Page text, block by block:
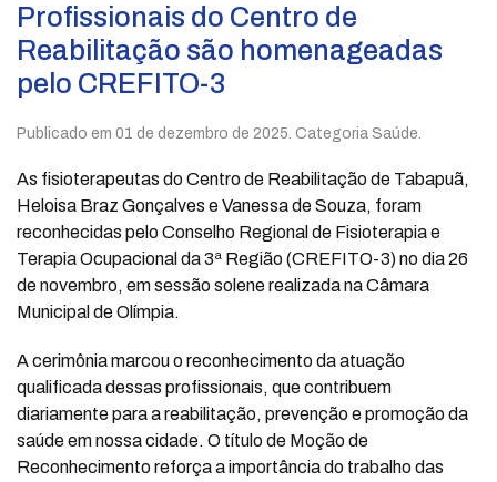
Profissionais do Centro de
Reabilitação são homenageadas
pelo CREFITO-3
Publicado em 01 de dezembro de 2025 . Categoria Saúde.
As fisioterapeutas do Centro de Reabilitação de Tabapuã,
Heloisa Braz Gonçalves e Vanessa de Souza, foram
reconhecidas pelo Conselho Regional de Fisioterapia e
Terapia Ocupacional da 3ª Região (CREFITO-3) no dia 26
de novembro, em sessão solene realizada na Câmara
Municipal de Olímpia.
A cerimônia marcou o reconhecimento da atuação
qualificada dessas profissionais, que contribuem
diariamente para a reabilitação, prevenção e promoção da
saúde em nossa cidade. O título de Moção de
Reconhecimento reforça a importância do trabalho das